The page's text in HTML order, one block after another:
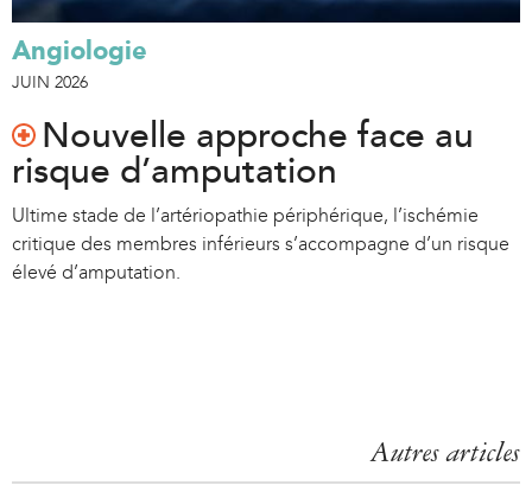
Angiologie
JUIN 2026
Nouvelle approche face au
risque d’amputation
Ultime stade de l’artériopathie périphérique, l’ischémie
critique des membres inférieurs s’accompagne d’un risque
élevé d’amputation.
Autres articles